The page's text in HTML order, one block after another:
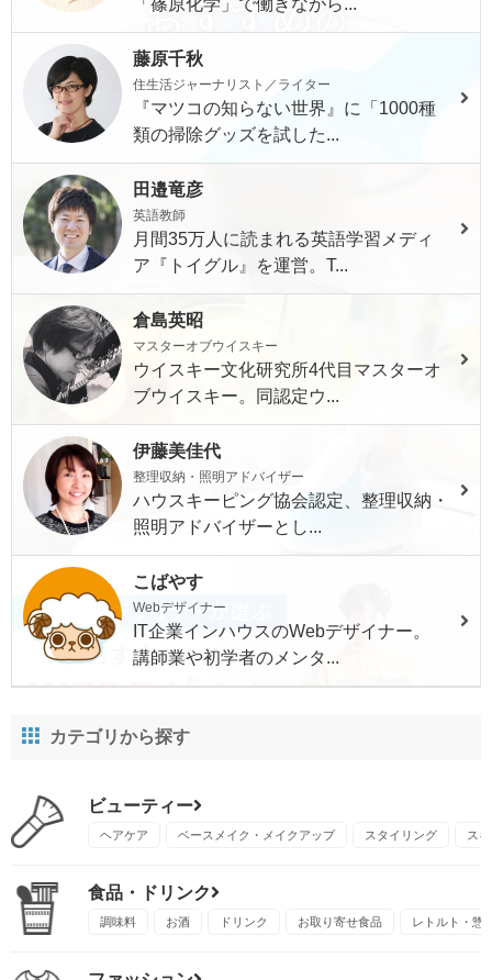
藤原千秋
住生活ジャーナリスト／ライター
『マツコの知らない世界』に「1000種
類の掃除グッズを試した...
田邉竜彦
英語教師
月間35万人に読まれる英語学習メディ
ア『トイグル』を運営。T...
倉島英昭
マスターオブウイスキー
ウイスキー文化研究所4代目マスターオ
ブウイスキー。同認定ウ...
伊藤美佳代
整理収納・照明アドバイザー
ハウスキーピング協会認定、整理収納・
照明アドバイザーとし...
こばやす
Webデザイナー
IT企業インハウスのWebデザイナー。
講師業や初学者のメンタ...
カテゴリから探す
ビューティー
ヘアケア ベースメイク・メイクアップ スタイリング ス
食品・ドリンク
調味料 お酒 ドリンク お取り寄せ食品 レトルト・惣